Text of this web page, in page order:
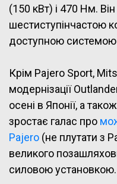
(150 кВт) і 470 Нм.
шестиступінчастою
доступною системою
Крім Pajero Sport,
модернізації
осені в Японії, а
зростає галас про
Pajero (не плутати з
великого
силовою установкою.